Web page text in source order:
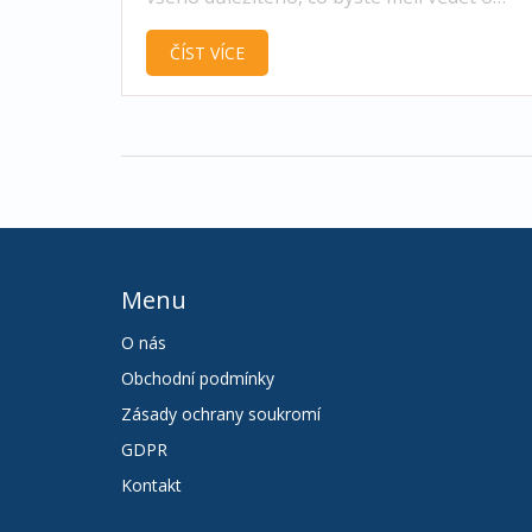
kurkumě. Ze seznamu účinků až po
rady, jak ji zařadit do denního jídelníčku,
ČÍST VÍCE
Menu
O nás
Obchodní podmínky
Zásady ochrany soukromí
GDPR
Kontakt